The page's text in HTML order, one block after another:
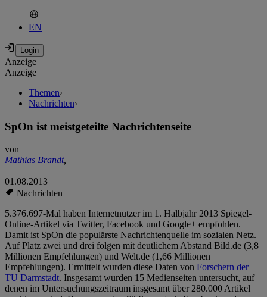
EN
Anzeige
Anzeige
Themen›
Nachrichten›
SpOn ist meistgeteilte Nachrichtenseite
von
Mathias Brandt,
01.08.2013
Nachrichten
5.376.697-Mal haben Internetnutzer im 1. Halbjahr 2013 Spiegel-
Online-Artikel via Twitter, Facebook und Google+ empfohlen.
Damit ist SpOn die populärste Nachrichtenquelle im sozialen Netz.
Auf Platz zwei und drei folgen mit deutlichem Abstand Bild.de (3,8
Millionen Empfehlungen) und Welt.de (1,66 Millionen
Empfehlungen). Ermittelt wurden diese Daten von Forschern der
TU Darmstadt. Insgesamt wurden 15 Medienseiten untersucht, auf
denen im Untersuchungszeitraum insgesamt über 280.000 Artikel